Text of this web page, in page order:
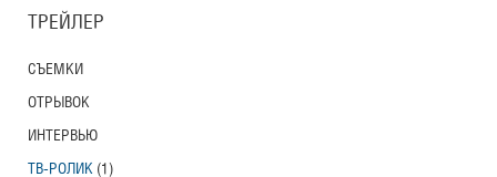
ТРЕЙЛЕР
СЪЕМКИ
ОТРЫВОК
ИНТЕРВЬЮ
ТВ-РОЛИК (1)